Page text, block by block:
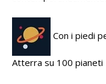
Con i piedi
Atterra su 100 pianeti